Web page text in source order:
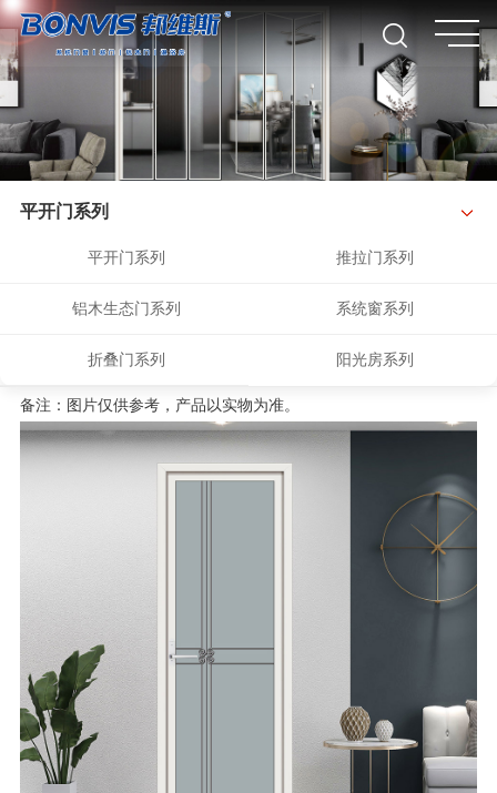
平开门系列
平开门系列 推拉门系列
铝木生态门系列 系统窗系列
折叠门系列 阳光房系列
备注：图片仅供参考，产品以实物为准。